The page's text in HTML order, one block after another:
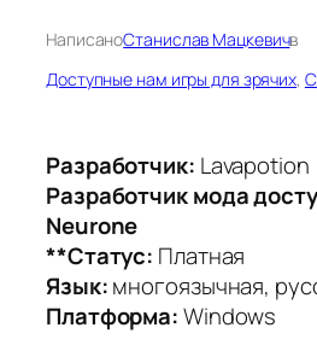
НаписаноСтанислав Мацкевичв
Доступные нам игры для зрячих,
Разработчик: Lavapotion
Разработчик мода
Neurone
**Статус: Платная
Язык:многоязычная,
Платформа:Windows